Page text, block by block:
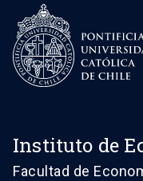
Instituto de
Facultad de